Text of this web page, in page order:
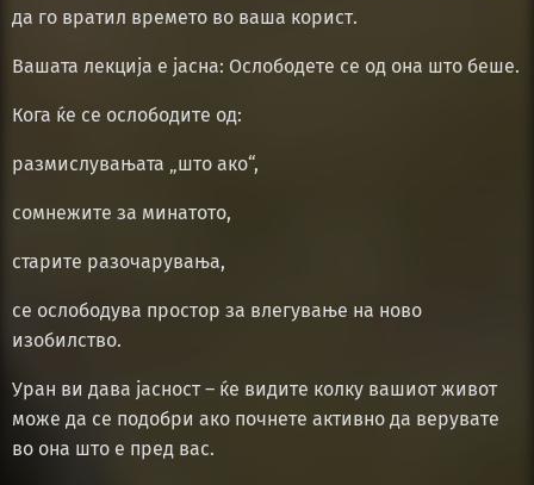
да го вратил времето во ваша корист.
Вашата лекција е јасна: Ослободете се од она што беше.
Кога ќе се ослободите од:
размислувањата „што ако“,
сомнежите за минатото,
старите разочарувања,
се ослободува простор за влегување на ново
изобилство.
Уран ви дава јасност – ќе видите колку вашиот живот
може да се подобри ако почнете активно да верувате
во она што е пред вас.